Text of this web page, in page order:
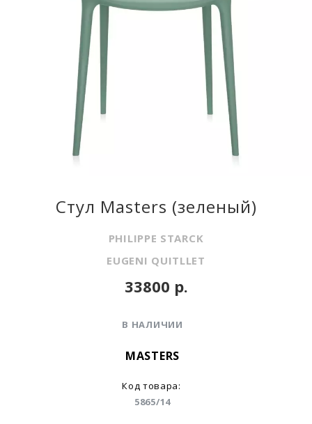
Стул Masters (зеленый)
PHILIPPE STARCK
EUGENI QUITLLET
В НАЛИЧИИ
MASTERS
Код товара:
5865/14
33800 р.